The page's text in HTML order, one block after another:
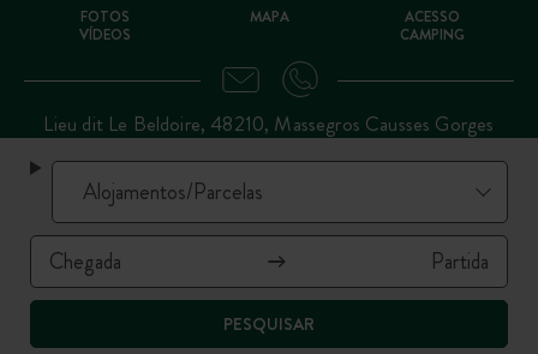
PESQUISAR
FOTOS
VÍDEOS
MAPA
ACESSO
CAMPING
Lieu dit Le Beldoire, 48210, Massegros Causses Gorges